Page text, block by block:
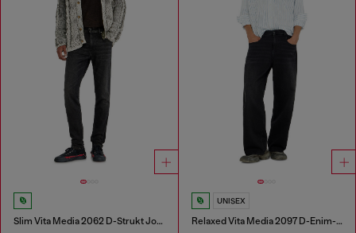
Slim Vita Media 2062 D-Strukt Joggjeans®
UNISEX
Relaxed Vita Media 2097 D-Enim-M Joggjeans®